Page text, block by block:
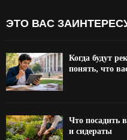
ЭТО ВАС
Когда будут
понять, что
Что посадить
и сидераты